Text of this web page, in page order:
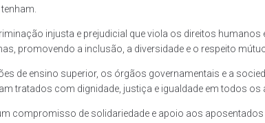
injusta e prejudicial que viola os direitos
promovendo a inclusão, a diversidade e o respeito
de ensino superior, os órgãos governamentais e a
tratados com dignidade, justiça e igualdade em todos os
compromisso de solidariedade e apoio aos aposentados